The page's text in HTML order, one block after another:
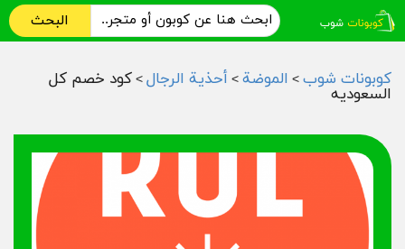
البحث
كوبونات شوب > الموضة > أحذية الرجال > كود خصم كل
السعوديه